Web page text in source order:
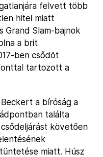
felvett több
hitel miatt
Slam-bajnok
a brit
ben csődöt
tartozott a
a bíróság a
találta
követően
miatt. Húsz